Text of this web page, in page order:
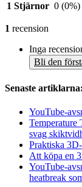
1 Stjärnor 0 (0%)
1 recension
Inga
Bli den
Senaste artiklarna:
YouTube-
Temperature
svag
Praktiska
Att köpa en
YouTube-
heatbreak